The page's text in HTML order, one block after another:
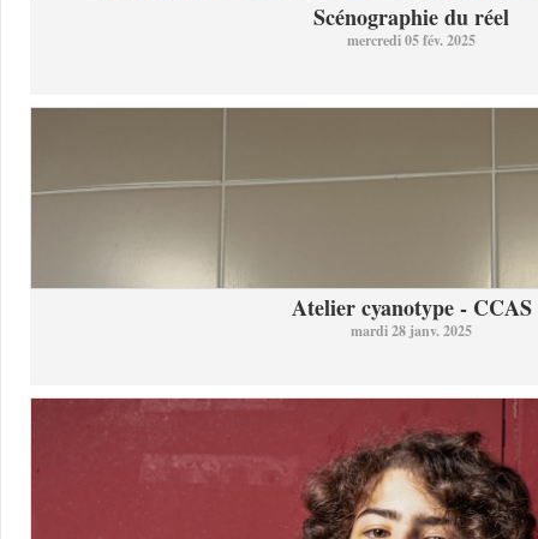
Scénographie du réel
mercredi 05 fév. 2025
Atelier cyanotype - CCAS
mardi 28 janv. 2025